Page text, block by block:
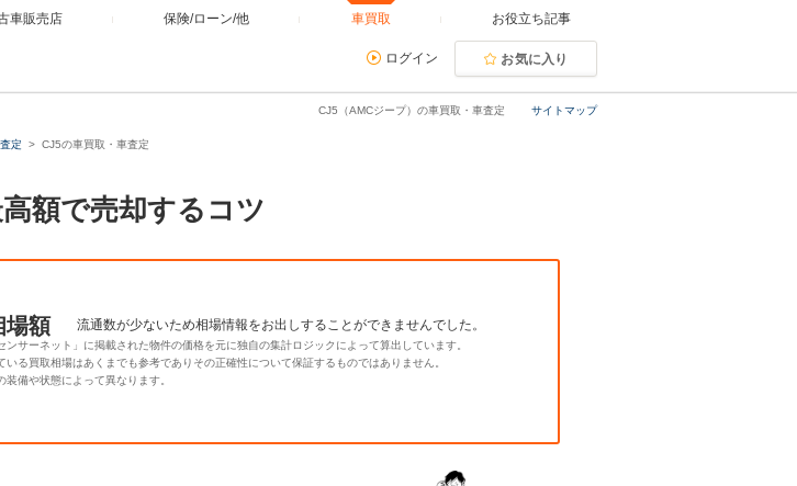
車販売店 保険/ローン/他 車買取 お役立ち記事
ログイン お気に入り
サイトマップ
CJ5（AMCジープ）の車買取・車査定
定 CJ5の車買取・車査定
額で売却するコツ
場額 流通数が少ないため相場情報をお出しすることができませんでした。
サーネット」に掲載された物件の価格を元に独自の集計ロジックによって算出しています。
る買取相場はあくまでも参考でありその正確性について保証するものではありません。
備や状態によって異なります。